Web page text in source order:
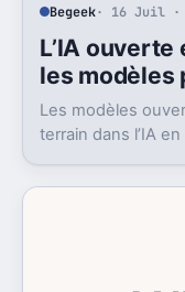
Begeek· 16 Juil ·
L’IA
les modèles
Les modèles
terrain dans l’IA